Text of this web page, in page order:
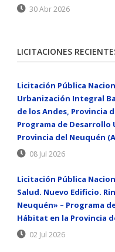
30 Abr 2026
LICITACIONES
Licitación Pública
Urbanización Integral
de los Andes, Provincia
Programa de Desarrollo
Provincia del Neuquén
08 Jul 2026
Licitación Pública
Salud. Nuevo Edificio.
Neuquén» – Programa
Hábitat en la Provincia
02 Jul 2026